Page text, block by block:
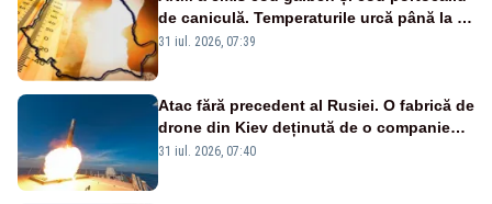
de caniculă. Temperaturile urcă până la 38
de grade, iar nopțile devin tropicale
31 iul. 2026, 07:39
Atac fără precedent al Rusiei. O fabrică de
drone din Kiev deținută de o companie
americană, distrusă de o rachetă
31 iul. 2026, 07:40